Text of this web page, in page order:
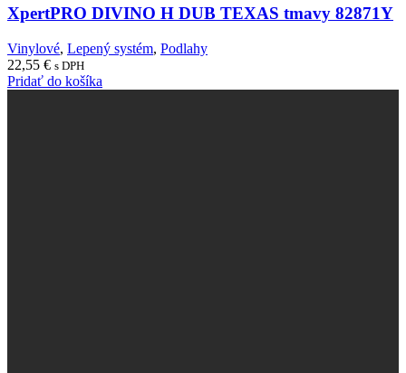
XpertPRO DIVINO H DUB TEXAS tmavy 82871Y
Vinylové, Lepený systém, Podlahy
22,55 € s DPH
Pridať do košíka